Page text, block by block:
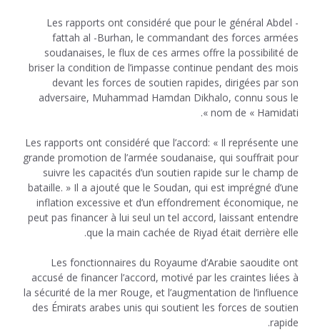
Les rapports ont considéré que pour le général Abdel -
fattah al -Burhan, le commandant des forces armées
soudanaises, le flux de ces armes offre la possibilité de
briser la condition de l’impasse continue pendant des mois
devant les forces de soutien rapides, dirigées par son
adversaire, Muhammad Hamdan Dikhalo, connu sous le
nom de « Hamidati ».
Les rapports ont considéré que l’accord: « Il représente une
grande promotion de l’armée soudanaise, qui souffrait pour
suivre les capacités d’un soutien rapide sur le champ de
bataille. » Il a ajouté que le Soudan, qui est imprégné d’une
inflation excessive et d’un effondrement économique, ne
peut pas financer à lui seul un tel accord, laissant entendre
que la main cachée de Riyad était derrière elle.
Les fonctionnaires du Royaume d’Arabie saoudite ont
accusé de financer l’accord, motivé par les craintes liées à
la sécurité de la mer Rouge, et l’augmentation de l’influence
des Émirats arabes unis qui soutient les forces de soutien
rapide.